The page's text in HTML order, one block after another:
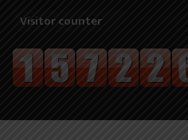
Visitor counter